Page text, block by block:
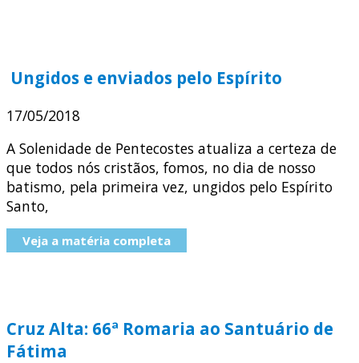
Ungidos e enviados pelo Espírito
17/05/2018
A Solenidade de Pentecostes atualiza a certeza de
que todos nós cristãos, fomos, no dia de nosso
batismo, pela primeira vez, ungidos pelo Espírito
Santo,
Veja a matéria completa
Cruz Alta: 66ª Romaria ao Santuário de
Fátima